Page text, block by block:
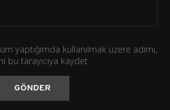
yaptığımda kullanılmak üzere adımı,
bu tarayıcıya kaydet.